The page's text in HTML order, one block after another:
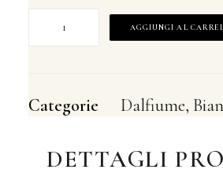
IgpChardonnay
AGGIUNGI AL
Categorie Dalfiume,
DETTAGLI